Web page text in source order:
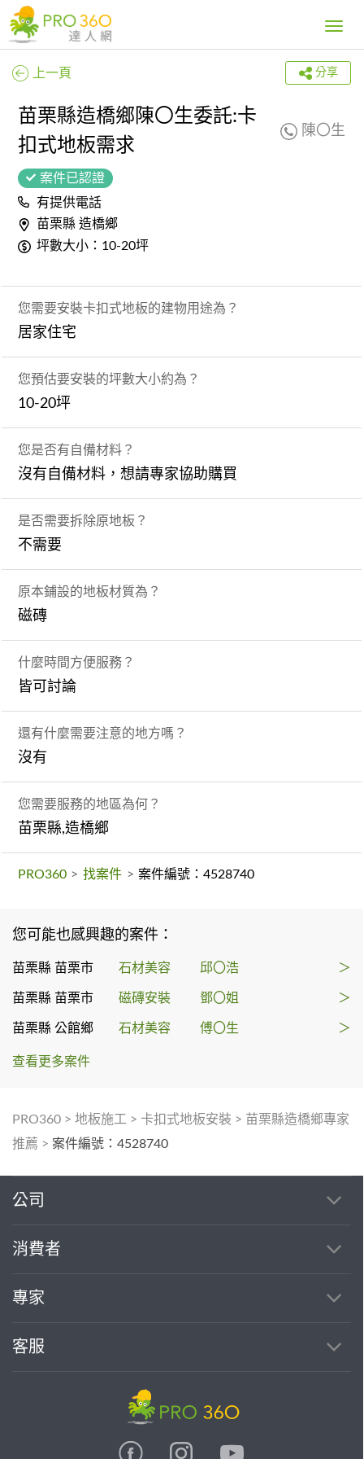
Toggle
上一頁 分享
苗栗縣造橋鄉陳〇生委託:卡
扣式地板需求
陳〇生
案件已認證
有提供電話
苗栗縣 造橋鄉
坪數大小：10-20坪
您需要安裝卡扣式地板的建物用途為？
居家住宅
您預估要安裝的坪數大小約為？
10-20坪
您是否有自備材料？
沒有自備材料，想請專家協助購買
是否需要拆除原地板？
不需要
原本鋪設的地板材質為？
磁磚
什麼時間方便服務？
皆可討論
還有什麼需要注意的地方嗎？
沒有
您需要服務的地區為何？
苗栗縣,造橋鄉
PRO360 > 找案件 > 案件編號：4528740
您可能也感興趣的案件：
苗栗縣 苗栗市 石材美容 邱〇浩 ＞
苗栗縣 苗栗市 磁磚安裝 鄧〇姐 ＞
苗栗縣 公館鄉 石材美容 傅〇生 ＞
查看更多案件
PRO360 > 地板施工 > 卡扣式地板安裝 > 苗栗縣造橋鄉專家
推薦 > 案件編號：4528740
公司
消費者
專家
客服